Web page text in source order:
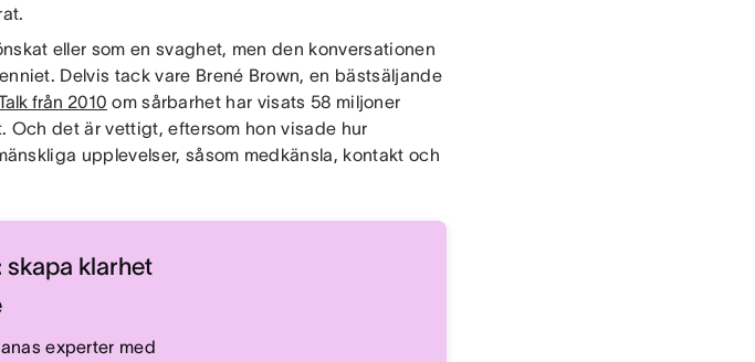
eller som en svaghet, men den konversationen
Delvis tack vare Brené Brown, en bästsäljande
från 2010 om sårbarhet har visats 58 miljoner
Och det är vettigt, eftersom hon visade hur
upplevelser, såsom medkänsla, kontakt och
klarhet
experter med